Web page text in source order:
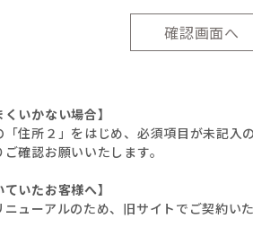
いかない場合】
住所２」をはじめ、必須項目が未記入
確認お願いいたします。
いたお客様へ】
ューアルのため、旧サイトでご契約い